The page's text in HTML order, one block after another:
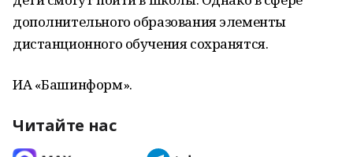
дополнительного образования элементы
дистанционного обучения сохранятся.
ИА «Башинформ».
Читайте нас